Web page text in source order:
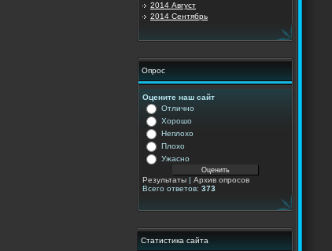
2014 Август
2014 Сентябрь
Опрос
Оцените наш сайт
Отлично
Хорошо
Неплохо
Плохо
Ужасно
Результаты | Архив опросов
Всего ответов: 373
Статистика сайта